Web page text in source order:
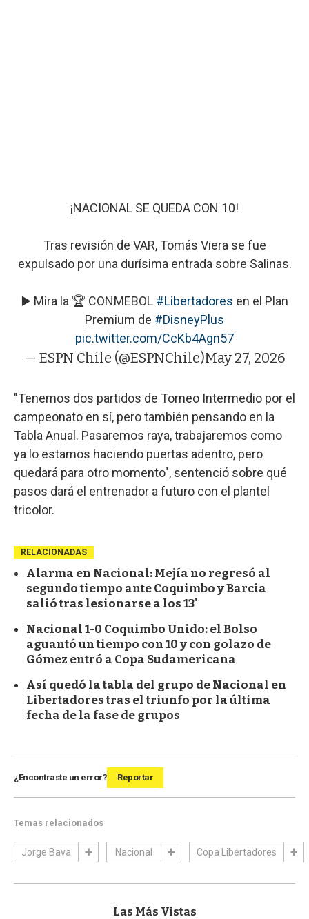
¡NACIONAL SE QUEDA CON 10!
Tras revisión de VAR, Tomás Viera se fue
expulsado por una durísima entrada sobre Salinas.
▶️ Mira la 🏆 CONMEBOL #Libertadores en el Plan
Premium de #DisneyPlus
pic.twitter.com/CcKb4Agn57
— ESPN Chile (@ESPNChile)May 27, 2026
"Tenemos dos partidos de Torneo Intermedio por el
campeonato en sí, pero también pensando en la
Tabla Anual. Pasaremos raya, trabajaremos como
ya lo estamos haciendo puertas adentro, pero
quedará para otro momento", sentenció sobre qué
pasos dará el entrenador a futuro con el plantel
tricolor.
RELACIONADAS
Alarma en Nacional: Mejía no regresó al
segundo tiempo ante Coquimbo y Barcia
salió tras lesionarse a los 13'
Nacional 1-0 Coquimbo Unido: el Bolso
aguantó un tiempo con 10 y con golazo de
Gómez entró a Copa Sudamericana
Así quedó la tabla del grupo de Nacional en
Libertadores tras el triunfo por la última
fecha de la fase de grupos
¿Encontraste un error? Reportar
Temas relacionados
Jorge Bava Nacional Copa Libertadores
Las Más Vistas